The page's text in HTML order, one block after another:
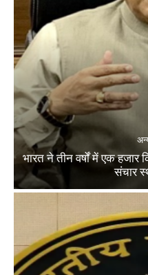
भारत ने तीन वर्षों में एक हजार
संचार